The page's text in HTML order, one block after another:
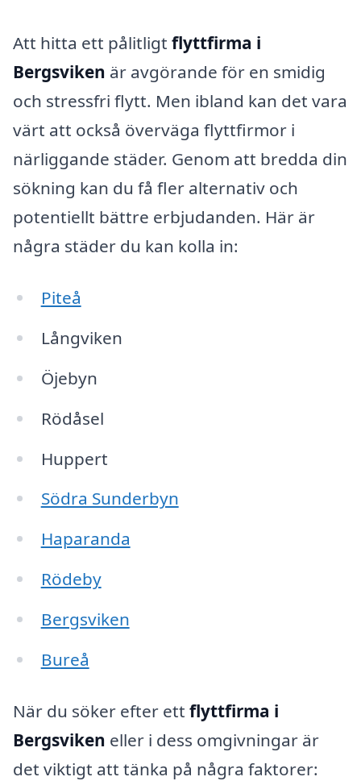
Att hitta ett pålitligt flyttfirma i
Bergsviken är avgörande för en smidig
och stressfri flytt. Men ibland kan det vara
värt att också överväga flyttfirmor i
närliggande städer. Genom att bredda din
sökning kan du få fler alternativ och
potentiellt bättre erbjudanden. Här är
några städer du kan kolla in:
Piteå
Långviken
Öjebyn
Rödåsel
Huppert
Södra Sunderbyn
Haparanda
Rödeby
Bergsviken
Bureå
När du söker efter ett flyttfirma i
Bergsviken eller i dess omgivningar är
det viktigt att tänka på några faktorer: